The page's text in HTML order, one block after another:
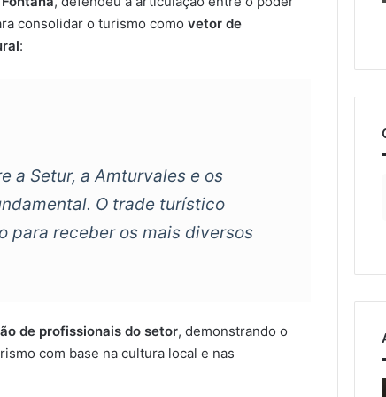
consolidar o turismo comovetor de
:
a Setur, a Amturvales e os
O trade turístico
para receber os mais diversos
de profissionais do setor, demonstrando o
com base na cultura local e nas